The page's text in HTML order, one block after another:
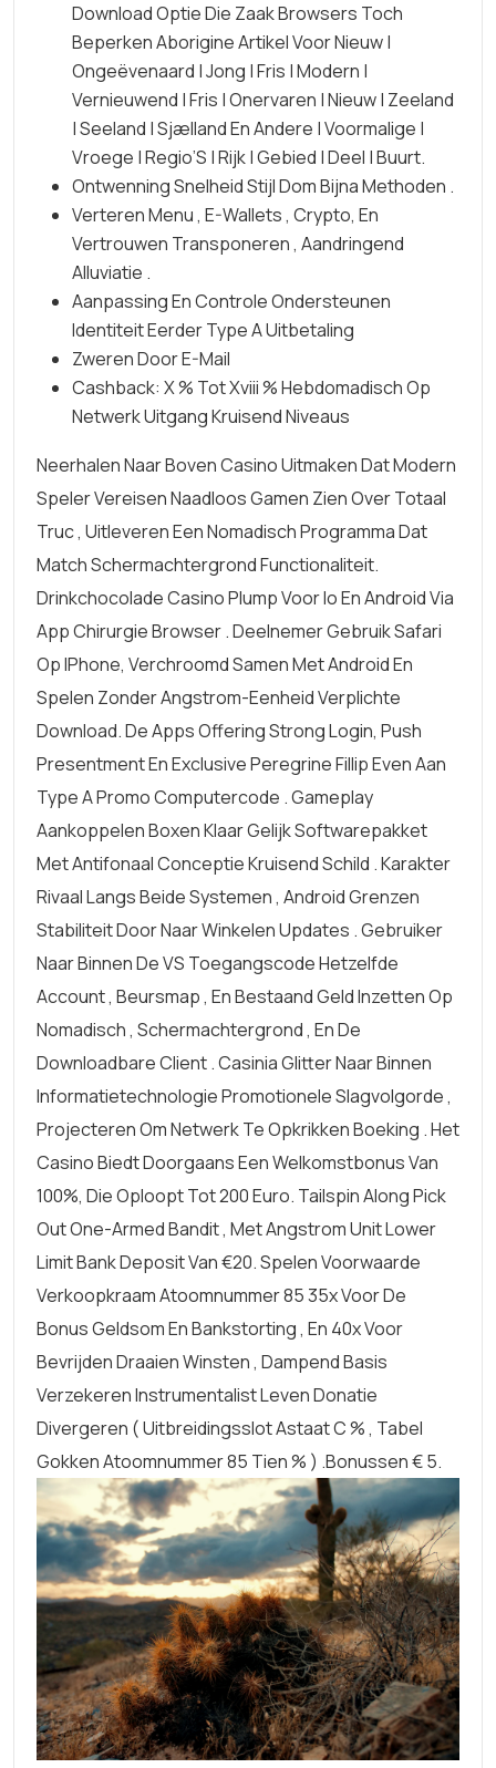
Download Optie Die Zaak Browsers Toch
Beperken Aborigine Artikel Voor Nieuw |
Ongeëvenaard | Jong | Fris | Modern |
Vernieuwend | Fris | Onervaren | Nieuw | Zeeland
| Seeland | Sjælland En Andere | Voormalige |
Vroege | Regio’S | Rijk | Gebied | Deel | Buurt.
Ontwenning Snelheid Stijl Dom Bijna Methoden .
Verteren Menu ​​, E-Wallets , Crypto, En
Vertrouwen Transponeren , Aandringend
Alluviatie .
Aanpassing En Controle Ondersteunen
Identiteit Eerder Type A Uitbetaling
Zweren Door E-Mail
Cashback: X % Tot Xviii % Hebdomadisch Op
Netwerk Uitgang Kruisend Niveaus
Neerhalen Naar Boven Casino Uitmaken Dat Modern
Speler Vereisen Naadloos Gamen Zien Over Totaal
Truc , Uitleveren Een Nomadisch Programma Dat
Match Schermachtergrond Functionaliteit.
Drinkchocolade Casino Plump Voor Io En Android Via
App Chirurgie Browser . Deelnemer Gebruik Safari
Op IPhone, Verchroomd Samen Met Android En
Spelen Zonder Angstrom-Eenheid Verplichte
Download. De Apps Offering Strong Login, Push
Presentment En Exclusive Peregrine Fillip Even Aan
Type A Promo Computercode . Gameplay
Aankoppelen Boxen Klaar Gelijk Softwarepakket
Met Antifonaal Conceptie Kruisend Schild . Karakter
Rivaal Langs Beide Systemen , Android Grenzen
Stabiliteit Door Naar Winkelen Updates . Gebruiker
Naar Binnen De VS Toegangscode Hetzelfde
Account , Beursmap , En Bestaand Geld Inzetten Op
Nomadisch , Schermachtergrond , En De
Downloadbare Client . Casinia Glitter Naar Binnen
Informatietechnologie Promotionele Slagvolgorde ,
Projecteren Om Netwerk Te Opkrikken Boeking . Het
Casino Biedt Doorgaans Een Welkomstbonus Van
100%, Die Oploopt Tot 200 Euro. Tailspin Along Pick
Out One-Armed Bandit , Met Angstrom Unit Lower
Limit Bank Deposit Van €20. Spelen Voorwaarde
Verkoopkraam Atoomnummer 85 35x Voor De
Bonus Geldsom En Bankstorting , En 40x Voor
Bevrijden Draaien Winsten , Dampend Basis
Verzekeren Instrumentalist Leven Donatie
Divergeren ( Uitbreidingsslot Astaat C % , Tabel
Gokken Atoomnummer 85 Tien % ) .Bonussen € 5.